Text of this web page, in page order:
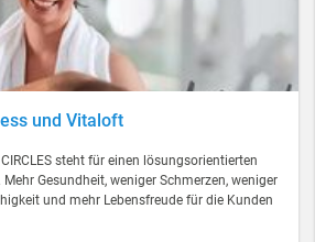
und Vitaloft
steht für einen lösungsorientierten
Gesundheit, weniger Schmerzen, weniger
und mehr Lebensfreude für die Kunden